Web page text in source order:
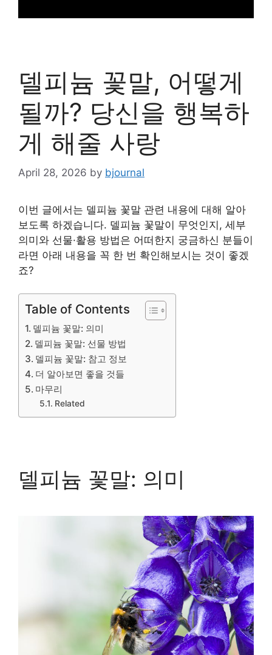
델피늄 꽃말, 어떻게
될까? 당신을 행복하
게 해줄 사랑
April 28, 2026 by bjournal
이번 글에서는 델피늄 꽃말 관련 내용에 대해 알아
보도록 하겠습니다. 델피늄 꽃말이 무엇인지, 세부
의미와 선물·활용 방법은 어떠한지 궁금하신 분들이
라면 아래 내용을 꼭 한 번 확인해보시는 것이 좋겠
죠?
Table of Contents
델피늄 꽃말: 의미
델피늄 꽃말: 선물 방법
델피늄 꽃말: 참고 정보
더 알아보면 좋을 것들
마무리
Related
델피늄 꽃말: 의미